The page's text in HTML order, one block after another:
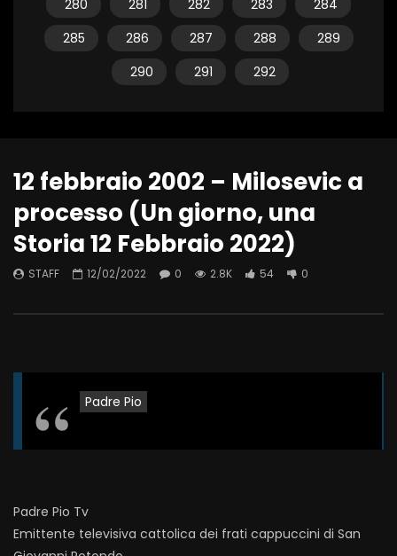
280
281 282 283
284
285
286 287 288
289
290
291 292
12 febbraio 2002 – Milosevic a
processo (Un giorno, una
Storia 12 Febbraio 2022)
STAFF 12/02/2022 0 2.8K 54 0
Padre Pio
Padre Pio Tv
Emittente televisiva cattolica dei frati cappuccini di San